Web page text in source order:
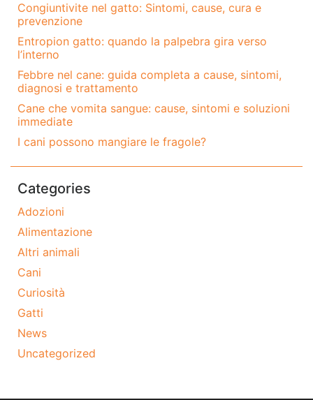
Congiuntivite nel gatto: Sintomi, cause, cura e
prevenzione
Entropion gatto: quando la palpebra gira verso
l’interno
Febbre nel cane: guida completa a cause, sintomi,
diagnosi e trattamento
Cane che vomita sangue: cause, sintomi e soluzioni
immediate
I cani possono mangiare le fragole?
Categories
Adozioni
Alimentazione
Altri animali
Cani
Curiosità
Gatti
News
Uncategorized